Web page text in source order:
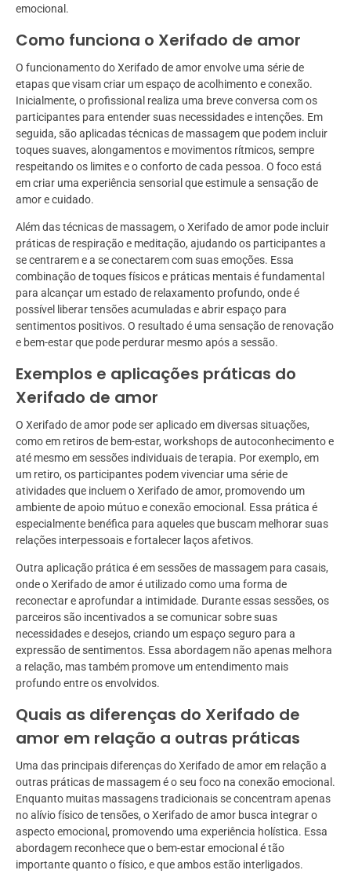
emocional.
Como funciona o Xerifado de amor
O funcionamento do Xerifado de amor envolve uma série de
etapas que visam criar um espaço de acolhimento e conexão.
Inicialmente, o profissional realiza uma breve conversa com os
participantes para entender suas necessidades e intenções. Em
seguida, são aplicadas técnicas de massagem que podem incluir
toques suaves, alongamentos e movimentos rítmicos, sempre
respeitando os limites e o conforto de cada pessoa. O foco está
em criar uma experiência sensorial que estimule a sensação de
amor e cuidado.
Além das técnicas de massagem, o Xerifado de amor pode incluir
práticas de respiração e meditação, ajudando os participantes a
se centrarem e a se conectarem com suas emoções. Essa
combinação de toques físicos e práticas mentais é fundamental
para alcançar um estado de relaxamento profundo, onde é
possível liberar tensões acumuladas e abrir espaço para
sentimentos positivos. O resultado é uma sensação de renovação
e bem-estar que pode perdurar mesmo após a sessão.
Exemplos e aplicações práticas do
Xerifado de amor
O Xerifado de amor pode ser aplicado em diversas situações,
como em retiros de bem-estar, workshops de autoconhecimento e
até mesmo em sessões individuais de terapia. Por exemplo, em
um retiro, os participantes podem vivenciar uma série de
atividades que incluem o Xerifado de amor, promovendo um
ambiente de apoio mútuo e conexão emocional. Essa prática é
especialmente benéfica para aqueles que buscam melhorar suas
relações interpessoais e fortalecer laços afetivos.
Outra aplicação prática é em sessões de massagem para casais,
onde o Xerifado de amor é utilizado como uma forma de
reconectar e aprofundar a intimidade. Durante essas sessões, os
parceiros são incentivados a se comunicar sobre suas
necessidades e desejos, criando um espaço seguro para a
expressão de sentimentos. Essa abordagem não apenas melhora
a relação, mas também promove um entendimento mais
profundo entre os envolvidos.
Quais as diferenças do Xerifado de
amor em relação a outras práticas
Uma das principais diferenças do Xerifado de amor em relação a
outras práticas de massagem é o seu foco na conexão emocional.
Enquanto muitas massagens tradicionais se concentram apenas
no alívio físico de tensões, o Xerifado de amor busca integrar o
aspecto emocional, promovendo uma experiência holística. Essa
abordagem reconhece que o bem-estar emocional é tão
importante quanto o físico, e que ambos estão interligados.